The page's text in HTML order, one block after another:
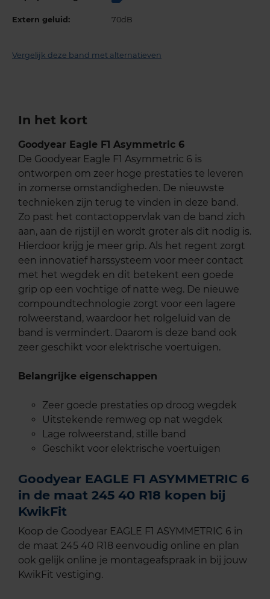
Extern geluid: 70dB
Vergelijk deze band met alternatieven
In het kort
Goodyear Eagle F1 Asymmetric 6
De Goodyear Eagle F1 Asymmetric 6 is
ontworpen om zeer hoge prestaties te leveren
in zomerse omstandigheden. De nieuwste
technieken zijn terug te vinden in deze band.
Zo past het contactoppervlak van de band zich
aan, aan de rijstijl en wordt groter als dit nodig is.
Hierdoor krijg je meer grip. Als het regent zorgt
een innovatief harssysteem voor meer contact
met het wegdek en dit betekent een goede
grip op een vochtige of natte weg. De nieuwe
compoundtechnologie zorgt voor een lagere
rolweerstand, waardoor het rolgeluid van de
band is vermindert. Daarom is deze band ook
zeer geschikt voor elektrische voertuigen.
Belangrijke eigenschappen
Zeer goede prestaties op droog wegdek
Uitstekende remweg op nat wegdek
Lage rolweerstand, stille band
Geschikt voor elektrische voertuigen
Goodyear EAGLE F1 ASYMMETRIC 6
in de maat 245 40 R18 kopen bij
KwikFit
Koop de Goodyear EAGLE F1 ASYMMETRIC 6 in
de maat 245 40 R18 eenvoudig online en plan
ook gelijk online je montageafspraak in bij jouw
KwikFit vestiging.